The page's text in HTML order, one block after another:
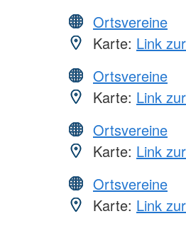
Ortsvereine
Karte: Link
Ortsvereine
Karte: Link
Ortsvereine
Karte: Link
Ortsvereine
Karte: Link